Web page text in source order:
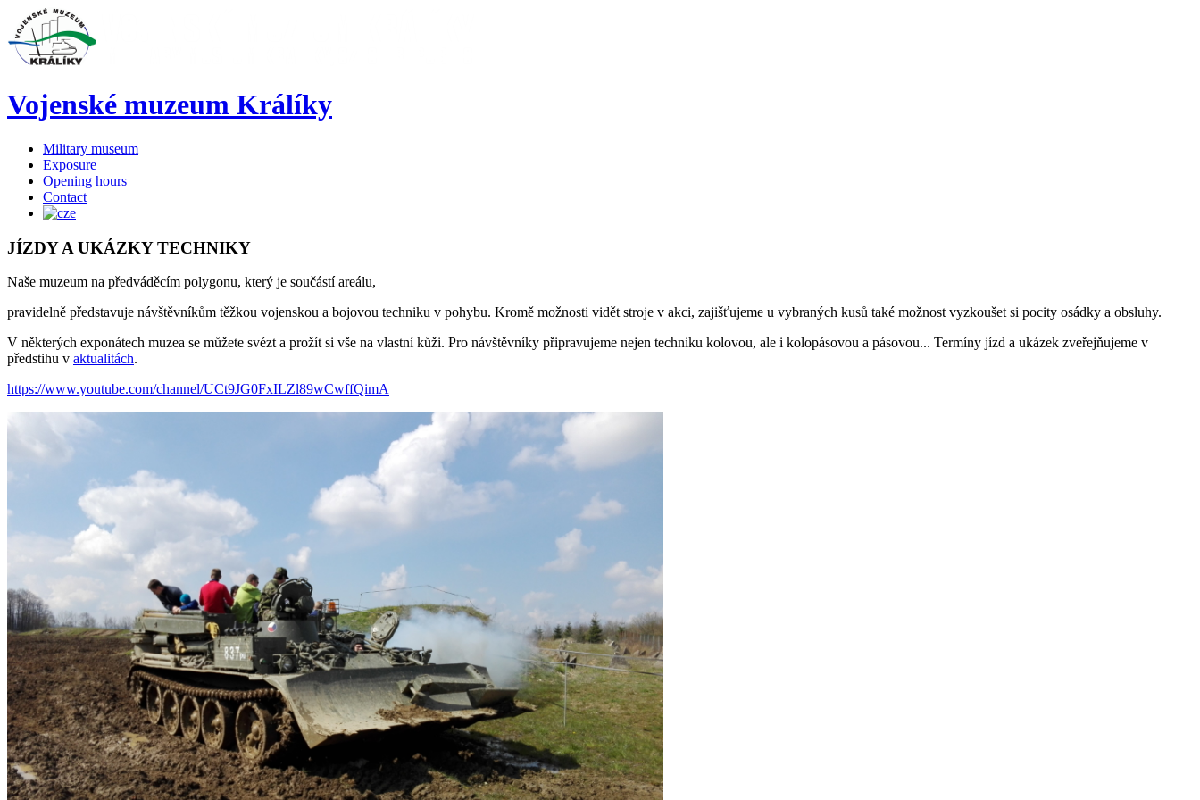
Vojenské muzeum Králíky
Military museum
Exposure
Opening hours
Contact
JÍZDY A UKÁZKY TECHNIKY
Naše muzeum na předváděcím polygonu, který je součástí areálu,
pravidelně představuje návštěvníkům těžkou vojenskou a bojovou techniku v pohybu. Kromě možnosti vidět stroje v akci, zajišťujeme u vybraných kusů také možnost vyzkoušet si pocity osádky a obsluhy.
V některých exponátech muzea se můžete svézt a prožít si vše na vlastní kůži. Pro návštěvníky připravujeme nejen techniku kolovou, ale i kolopásovou a pásovou... Termíny jízd a ukázek zveřejňujeme v
předstihu v aktualitách.
https://www.youtube.com/channel/UCt9JG0FxILZl89wCwffQimA